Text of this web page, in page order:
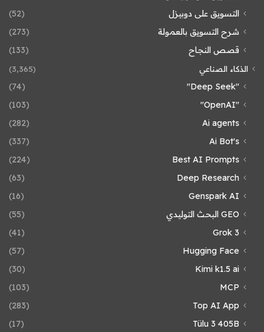
التسويق على دوبيزل
(52)
شرح التسويق بالعمولة
(273)
قصص النجاح
(133)
الذكاء الصناعي (3٬365)
"Deep Seek"
(74)
"OpenAI"
(103)
Ai agents
(282)
Ai Bot's
(337)
Best AI Prompts
(224)
Deep Research
(63)
Genspark AI
(16)
GEO البحث التوليدي
(55)
Grok 3
(41)
Hugging Face
(57)
Kimi k1.5 ai
(30)
MCP
(103)
Top AI App
(283)
Tülu 3 405B
(17)